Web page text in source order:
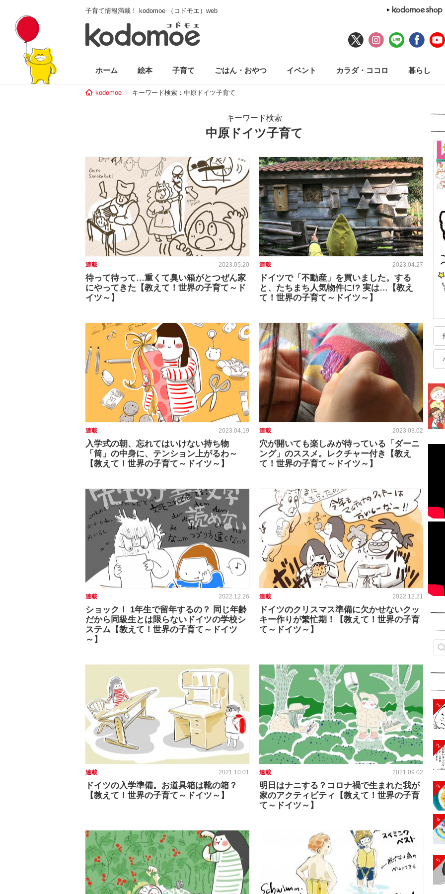
子育て情報満載！ kodomoe （コドモエ）web
ホーム 絵本 子育て ごはん・おやつ イベント カラダ・ココロ 暮らし
kodomoe キーワード検索：中原ドイツ子育て
キーワード検索
中原ドイツ子育て
連載 2023.05.20
待って待って…重くて臭い箱がとつぜん家
にやってきた【教えて！世界の子育て～ド
イツ～】
連載 2023.04.27
ドイツで「不動産」を買いました。する
と、たちまち人気物件に!? 実は…【教え
て！世界の子育て～ドイツ～】
連載 2023.04.19
入学式の朝、忘れてはいけない持ち物
「筒」の中身に、テンション上がるわ～
【教えて！世界の子育て～ドイツ～】
連載 2023.03.02
穴が開いても楽しみが待っている「ダーニ
ング」のススメ。レクチャー付き【教え
て！世界の子育て～ドイツ～】
連載 2022.12.26
ショック！ 1年生で留年するの？ 同じ年齢
だから同級生とは限らないドイツの学校シ
ステム【教えて！世界の子育て～ドイツ
～】
連載 2022.12.21
ドイツのクリスマス準備に欠かせないクッ
キー作りが繁忙期！【教えて！世界の子育
て～ドイツ～】
連載 2021.10.01
ドイツの入学準備。お道具箱は靴の箱？
【教えて！世界の子育て～ドイツ～】
連載 2021.09.02
明日はナニする？コロナ禍で生まれた我が
家のアクティビティ【教えて！世界の子育
て～ドイツ～】
1
2
3
4
5